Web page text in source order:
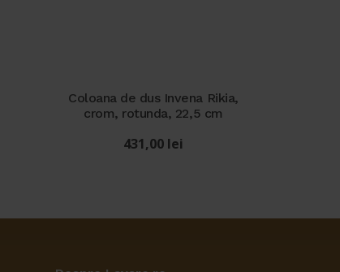
Coloana de dus Invena Rikia,
crom, rotunda, 22,5 cm
431,00 lei